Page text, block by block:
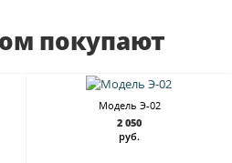
покупают
Модель Э-02
2 050
руб.